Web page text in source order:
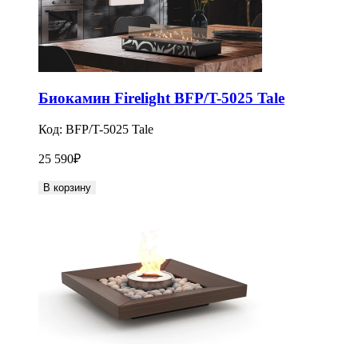
Биокамин Firelight BFP/T-5025 Tale
Код: BFP/T-5025 Tale
25 590₽
В корзину